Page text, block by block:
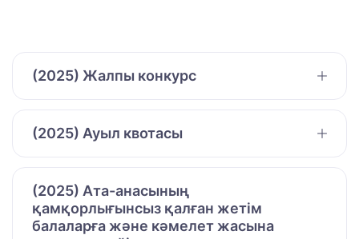
(2025) Жалпы конкурс
(2025) Ауыл квотасы
(2025) Ата-анасының
қамқорлығынсыз қалған жетім
балаларға және кәмелет жасына